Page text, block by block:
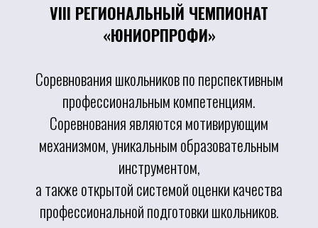
VIII РЕГИОНАЛЬНЫЙ ЧЕМПИОНАТ
«ЮНИОРПРОФИ»
Соревнования школьников по перспективным
профессиональным компетенциям.
Соревнования являются мотивирующим
механизмом, уникальным образовательным
инструментом,
а также открытой системой оценки качества
профессиональной подготовки школьников.